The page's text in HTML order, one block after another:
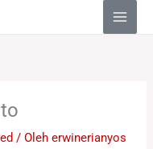
/ Oleherwinerianyos